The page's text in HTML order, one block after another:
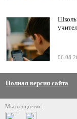
Полная версия сайта
Мы в соцсетях: